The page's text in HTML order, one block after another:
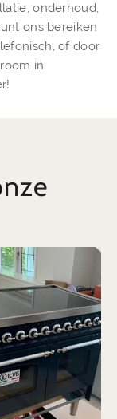
onderhoud,
ons bereiken
of door
in